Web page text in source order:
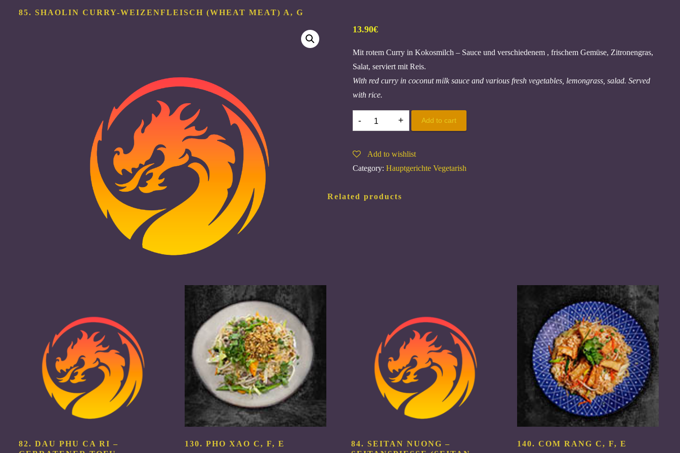
85. SHAOLIN CURRY-WEIZENFLEISCH (WHEAT MEAT) A, G
13.90€
Mit rotem Curry in Kokosmilch – Sauce und verschiedenem , frischem Gemüse, Zitronengras,
Salat, serviert mit Reis.
With red curry in coconut milk sauce and various fresh vegetables, lemongrass, salad. Served
with rice.
SHAOLIN
WEIZENFLEISCH
(WHEAT
A,
Add to cart
Add to wishlist
Category:Hauptgerichte Vegetarish
Related products
82. DAU PHU CA RI –
130. PHO XAOC, F, E
84. SEITAN NUONG –
140. COM RANG C, F, E